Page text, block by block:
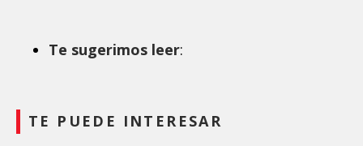
Te sugerimos leer:
TE PUEDE INTERESAR